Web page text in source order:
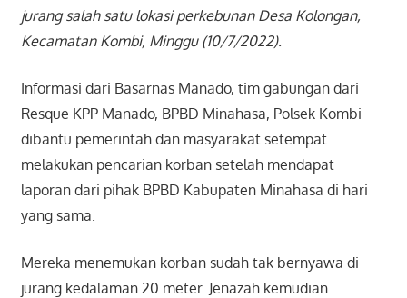
jurang salah satu lokasi perkebunan Desa Kolongan,
Kecamatan Kombi, Minggu (10/7/2022).
Informasi dari Basarnas Manado, tim gabungan dari
Resque KPP Manado, BPBD Minahasa, Polsek Kombi
dibantu pemerintah dan masyarakat setempat
melakukan pencarian korban setelah mendapat
laporan dari pihak BPBD Kabupaten Minahasa di hari
yang sama.
Mereka menemukan korban sudah tak bernyawa di
jurang kedalaman 20 meter. Jenazah kemudian